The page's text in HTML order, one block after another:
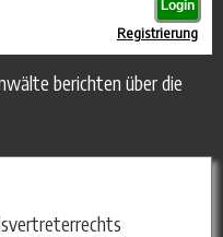
Registrierung
berichten über die